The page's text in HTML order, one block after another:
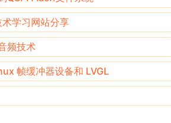
学习网站分享
频技术
帧缓冲器设备和 LVGL